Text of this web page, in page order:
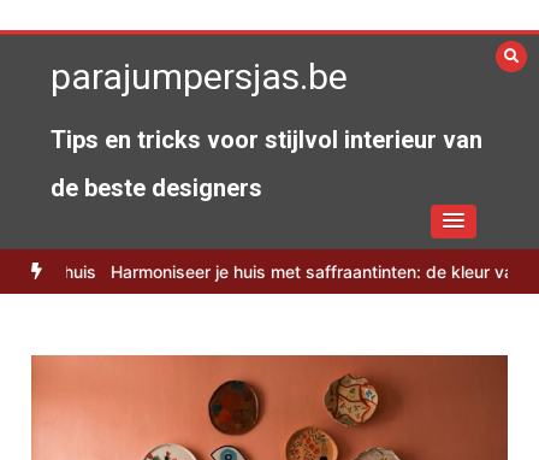
naar
inhoud
parajumpersjas.be
Tips en tricks voor stijlvol interieur van
de beste designers
Harmoniseer je huis met saffraantinten: de kleur van 2026